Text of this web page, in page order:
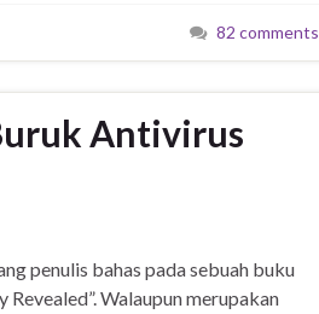
82 comments
Antivirus
penulis bahas pada sebuah buku
Walaupun merupakan